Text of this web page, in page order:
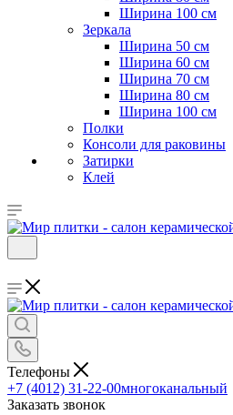
Ширина 100 см
Зеркала
Ширина 50 см
Ширина 60 см
Ширина 70 см
Ширина 80 см
Ширина 100 см
Полки
Консоли для раковины
Затирки
Клей
Телефоны
+7 (4012) 31-22-00многоканальный
Заказать звонок